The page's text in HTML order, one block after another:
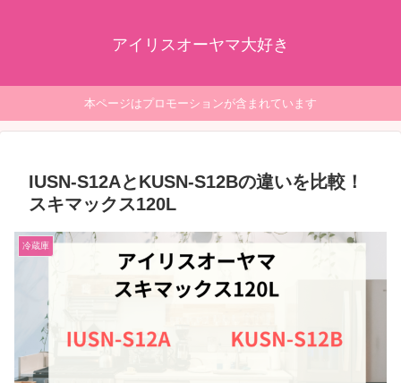
アイリスオーヤマ大好き
本ページはプロモーションが含まれています
IUSN-S12AとKUSN-S12Bの違いを比較！
スキマックス120L
冷蔵庫